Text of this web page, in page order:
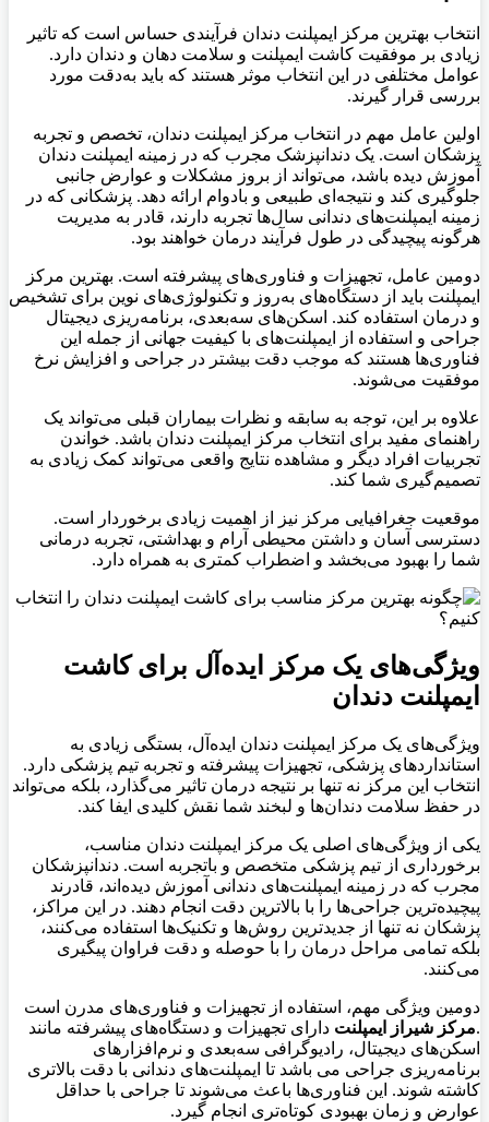
انتخاب بهترین مرکز ایمپلنت دندان فرآیندی حساس است که تاثیر
زیادی بر موفقیت کاشت ایمپلنت و سلامت دهان و دندان دارد.
عوامل مختلفی در این انتخاب موثر هستند که باید به‌دقت مورد
بررسی قرار گیرند.
اولین عامل مهم در انتخاب مرکز ایمپلنت دندان، تخصص و تجربه
پزشکان است. یک دندانپزشک مجرب که در زمینه ایمپلنت دندان
آموزش دیده باشد، می‌تواند از بروز مشکلات و عوارض جانبی
جلوگیری کند و نتیجه‌ای طبیعی و بادوام ارائه دهد. پزشکانی که در
زمینه ایمپلنت‌های دندانی سال‌ها تجربه دارند، قادر به مدیریت
هرگونه پیچیدگی در طول فرآیند درمان خواهند بود.
دومین عامل، تجهیزات و فناوری‌های پیشرفته است. بهترین مرکز
ایمپلنت باید از دستگاه‌های به‌روز و تکنولوژی‌های نوین برای تشخیص
و درمان استفاده کند. اسکن‌های سه‌بعدی، برنامه‌ریزی دیجیتال
جراحی و استفاده از ایمپلنت‌های با کیفیت جهانی از جمله این
فناوری‌ها هستند که موجب دقت بیشتر در جراحی و افزایش نرخ
موفقیت می‌شوند.
علاوه بر این، توجه به سابقه و نظرات بیماران قبلی می‌تواند یک
راهنمای مفید برای انتخاب مرکز ایمپلنت دندان باشد. خواندن
تجربیات افراد دیگر و مشاهده نتایج واقعی می‌تواند کمک زیادی به
تصمیم‌گیری شما کند.
موقعیت جغرافیایی مرکز نیز از اهمیت زیادی برخوردار است.
دسترسی آسان و داشتن محیطی آرام و بهداشتی، تجربه درمانی
شما را بهبود می‌بخشد و اضطراب کمتری به همراه دارد.
ویژگی‌های یک مرکز ایده‌آل برای کاشت
ایمپلنت دندان
ویژگی‌های یک مرکز ایمپلنت دندان ایده‌آل، بستگی زیادی به
استانداردهای پزشکی، تجهیزات پیشرفته و تجربه تیم پزشکی دارد.
انتخاب این مرکز نه تنها بر نتیجه درمان تاثیر می‌گذارد، بلکه می‌تواند
در حفظ سلامت دندان‌ها و لبخند شما نقش کلیدی ایفا کند.
یکی از ویژگی‌های اصلی یک مرکز ایمپلنت دندان مناسب،
برخورداری از تیم پزشکی متخصص و باتجربه است. دندانپزشکان
مجرب که در زمینه ایمپلنت‌های دندانی آموزش دیده‌اند، قادرند
پیچیده‌ترین جراحی‌ها را با بالاترین دقت انجام دهند. در این مراکز،
پزشکان نه تنها از جدیدترین روش‌ها و تکنیک‌ها استفاده می‌کنند،
بلکه تمامی مراحل درمان را با حوصله و دقت فراوان پیگیری
می‌کنند.
دومین ویژگی مهم، استفاده از تجهیزات و فناوری‌های مدرن است
.مرکز شیراز ایمپلنت دارای تجهیزات و دستگاه‌های پیشرفته مانند
اسکن‌های دیجیتال، رادیوگرافی سه‌بعدی و نرم‌افزارهای
برنامه‌ریزی جراحی می باشد تا ایمپلنت‌های دندانی با دقت بالاتری
کاشته شوند. این فناوری‌ها باعث می‌شوند تا جراحی با حداقل
عوارض و زمان بهبودی کوتاه‌تری انجام گیرد.